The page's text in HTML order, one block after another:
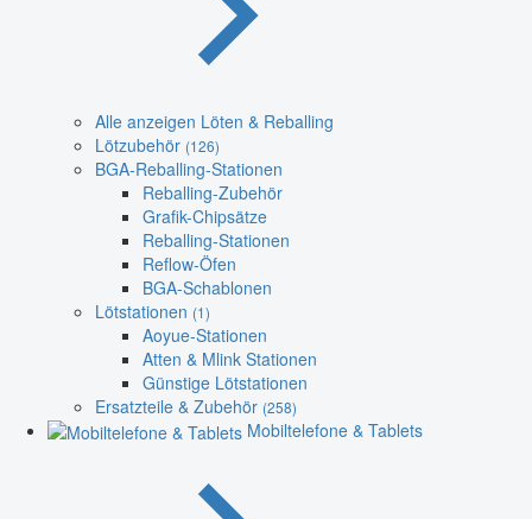
Alle anzeigen Löten & Reballing
Lötzubehör (126)
BGA-Reballing-Stationen
Reballing-Zubehör
Grafik-Chipsätze
Reballing-Stationen
Reflow-Öfen
BGA-Schablonen
Lötstationen (1)
Aoyue-Stationen
Atten & Mlink Stationen
Günstige Lötstationen
Ersatzteile & Zubehör (258)
Mobiltelefone & Tablets